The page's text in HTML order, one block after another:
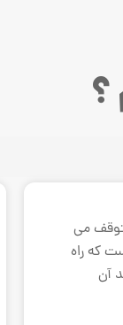
؟
می
که راه
آن